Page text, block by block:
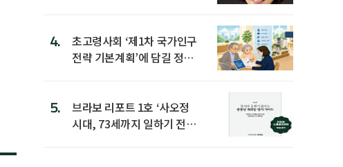
4.
초고령사회 ‘제1차 국가인구
전략 기본계획’에 담길 정책
5.
브라보 리포트 1호 ‘사오정
시대, 73세까지 일하기 전략’